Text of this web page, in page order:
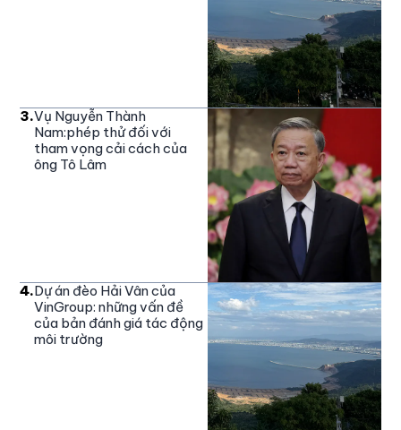
3.Vụ Nguyễn Thành
Nam:phép thử đối với
tham vọng cải cách của
ông Tô Lâm
4.Dự án đèo Hải Vân của
VinGroup: những vấn đề
của bản đánh giá tác động
môi trường